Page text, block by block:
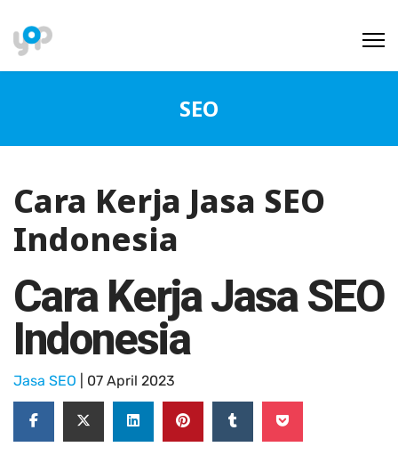
SEO
Cara Kerja Jasa SEO
Indonesia
Cara Kerja Jasa SEO
Indonesia
Jasa SEO | 07 April 2023